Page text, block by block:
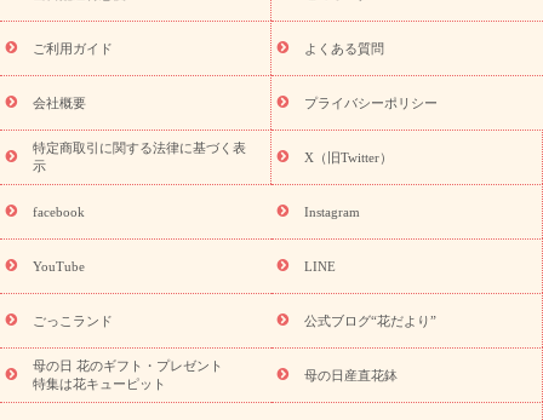
レゼント特集
夏の花贈り・お中元・暑中見舞い 花のギフト特集
敬老の日におくる花ギフト・プレゼント特集
花ギフト・プレゼント特集
敬老の日 花のおすすめランキング
敬
老の日 花鉢植えのギフト・プレゼント特集
敬老の日 花とセットギ
フト・プレゼント特集
敬老の日の花 全てのギフト一覧
キャン
ペーン
映画『ウォーターガーディアンズ』コラボキャンペーン
「きょう誕生日なんです」キャンペーン
誕生日の花を探す
誕生日フラワーギフト 誕生日フラワーギフト特集
9月の誕生花(リンドウ)
ら探す
お祝いの花特集 当日配達特急便 お祝い商品一覧
念日
結婚祝い 出産祝い 退院祝い・快気祝い
寿祝い
プチギフト ペットのお祝いフラワー
ご利用ガイド よくある質問
会社概要 プライバシーポリシー
特定商取引に関する法律に基づく表
示
X（旧Twitter）
facebook Instagram
YouTube LINE
ごっこランド 公式ブログ“花だより”
母の日 花のギフト・プレゼント
特集は花キューピット
母の日産直花鉢